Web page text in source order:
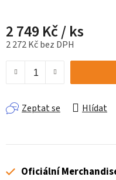
2 749 Kč/ ks
2 272 Kč bez DPH
Zeptat se Hlídat
Oficiální